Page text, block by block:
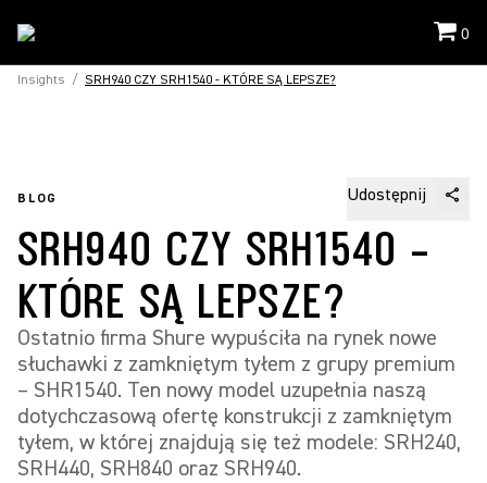
0
Insights / SRH940 CZY SRH1540 - KTÓRE SĄ LEPSZE?
BLOG Udostępnij
SRH940 CZY SRH1540 -
KTÓRE SĄ LEPSZE?
Ostatnio firma Shure wypuściła na rynek nowe
słuchawki z zamkniętym tyłem z grupy premium
– SHR1540. Ten nowy model uzupełnia naszą
dotychczasową ofertę konstrukcji z zamkniętym
tyłem, w której znajdują się też modele: SRH240,
SRH440, SRH840 oraz SRH940.